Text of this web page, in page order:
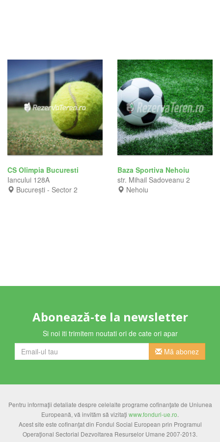
CS Olimpia Bucuresti
Iancului 128A
București - Sector 2
Baza Sportiva Nehoiu
str. Mihail Sadoveanu 2
Nehoiu
Abonează-te la newsletter
Si noi iti trimitem noutati ori de cate ori apar
Mă abonez
Pentru informaţii detaliate despre celelalte programe cofinanţate de Uniunea
Europeană, vă invităm să vizitaţi www.fonduri-ue.ro.
Acest site este cofinanţat din Fondul Social European prin Programul
Operaţional Sectorial Dezvoltarea Resurselor Umane 2007-2013.